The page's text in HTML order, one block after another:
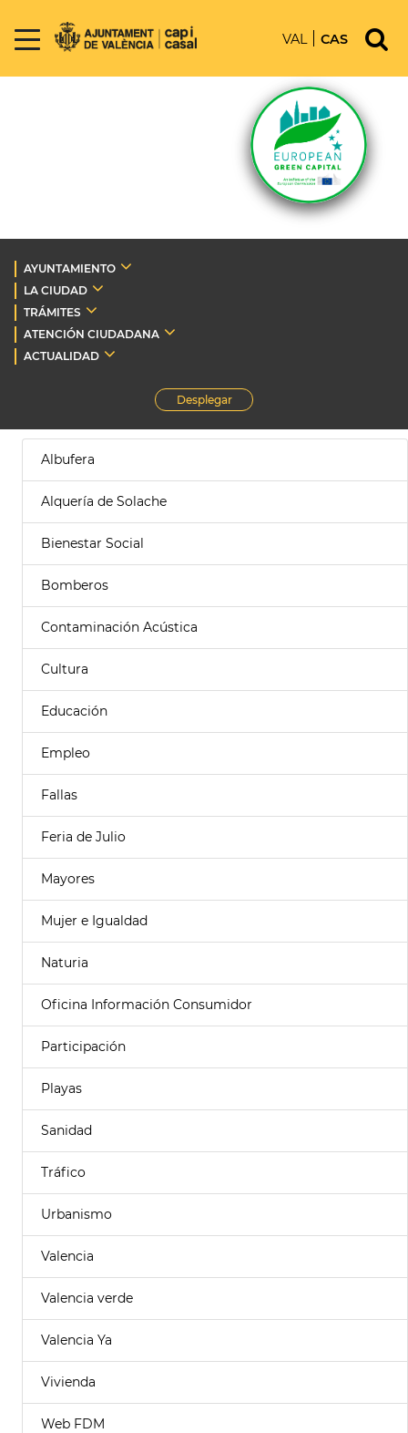
VAL CAS
AYUNTAMIENTO
LA CIUDAD
TRÁMITES
ATENCIÓN CIUDADANA
ACTUALIDAD
Desplegar
Albufera
Alquería de Solache
Bienestar Social
Bomberos
Contaminación Acústica
Cultura
Educación
Empleo
Fallas
Feria de Julio
Mayores
Mujer e Igualdad
Naturia
Oficina Información Consumidor
Participación
Playas
Sanidad
Tráfico
Urbanismo
Valencia
Valencia verde
Valencia Ya
Vivienda
Web FDM